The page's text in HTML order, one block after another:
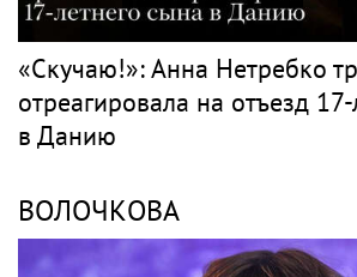
«Скучаю!»: Анна Нетребко
отреагировала на отъезд
в Данию
ВОЛОЧКОВА